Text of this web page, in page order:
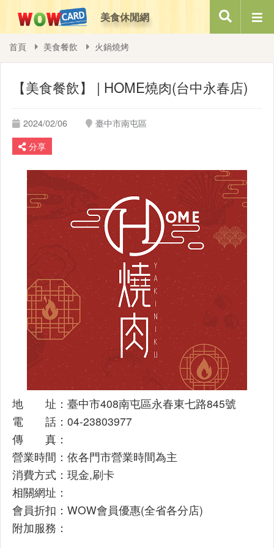
美食休閒網 搜尋
首頁 美食餐飲 火鍋燒烤
【美食餐飲】 | HOME燒肉(台中永春店)
2024/02/06
臺中市南屯區
分享
地 址：臺中市408南屯區永春東七路845號
電 話：04-23803977
傳 真：
營業時間：依各門市營業時間為主
消費方式：現金,刷卡
相關網址：
會員折扣：WOW會員優惠(全省各分店)
附加服務：